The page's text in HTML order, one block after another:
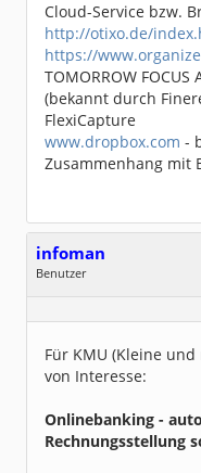
Cloud-Service bzw.
http://otixo.de/
https://
TOMORROW
(bekannt durch
FlexiCapture
www.dropbox.com -
Zusammenhang mit
infoman
Benutzer
Dabei seit:
06 / 2008
Für KMU (Kleine
von Interesse:
Onlinebanking -
Rechnungsstellung